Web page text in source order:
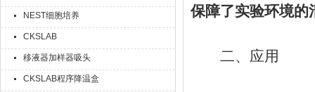
NEST细胞培养
CKSLAB
移液器加样器吸头
CKSLAB程序降温盒
保障了实验环境的
二、应用